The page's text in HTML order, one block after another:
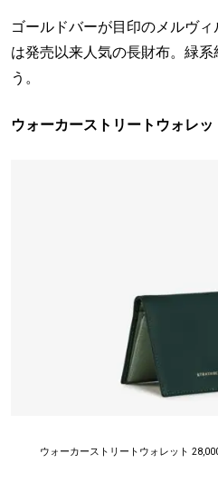
ゴールドバーが目印のメルヴ
は発売以来人気の長財布。緑
う。
ウォーカーストリートウォレッ
ウォーカーストリートウォレット